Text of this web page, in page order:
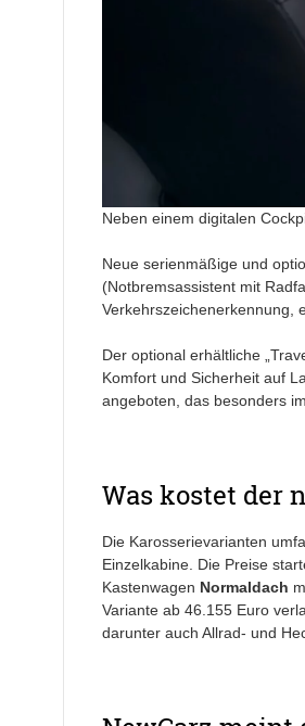
Neben einem digitalen
Neue serienmäßige und
(Notbremsassistent mit
Verkehrszeichenerkennung,
Der optional erhältliche
Komfort und Sicherheit auf
angeboten, das besonders
Was kostet der
Die Karosserievarianten
Einzelkabine. Die Preise
Kastenwagen Normaldach
Variante ab 46.155 Euro
darunter auch Allrad- und